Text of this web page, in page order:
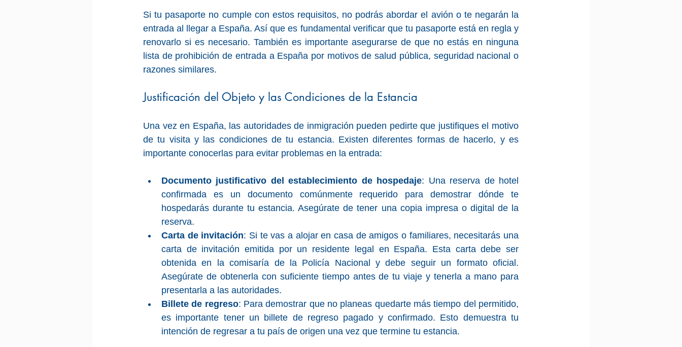
Si tu pasaporte no cumple con estos requisitos, no podrás abordar el avión o te negarán la
entrada al llegar a España. Así que es fundamental verificar que tu pasaporte está en regla y
renovarlo si es necesario. También es importante asegurarse de que no estás en ninguna
lista de prohibición de entrada a España por motivos de salud pública, seguridad nacional o
razones similares.
Justificación del Objeto y las Condiciones de la Estancia
Una vez en España, las autoridades de inmigración pueden pedirte que justifiques el motivo
de tu visita y las condiciones de tu estancia. Existen diferentes formas de hacerlo, y es
importante conocerlas para evitar problemas en la entrada:
Documento justificativo del establecimiento de hospedaje: Una reserva de hotel
confirmada es un documento comúnmente requerido para demostrar dónde te
hospedarás durante tu estancia. Asegúrate de tener una copia impresa o digital de la
reserva.
Carta de invitación: Si te vas a alojar en casa de amigos o familiares, necesitarás una
carta de invitación emitida por un residente legal en España. Esta carta debe ser
obtenida en la comisaría de la Policía Nacional y debe seguir un formato oficial.
Asegúrate de obtenerla con suficiente tiempo antes de tu viaje y tenerla a mano para
presentarla a las autoridades.
Billete de regreso: Para demostrar que no planeas quedarte más tiempo del permitido,
es importante tener un billete de regreso pagado y confirmado. Esto demuestra tu
intención de regresar a tu país de origen una vez que termine tu estancia.